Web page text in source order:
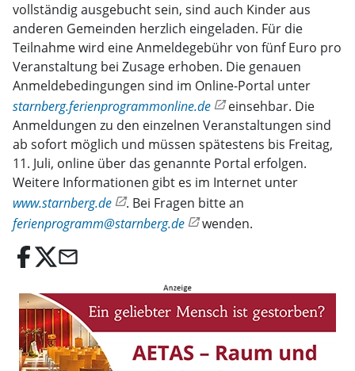
vollständig ausgebucht sein, sind auch Kinder aus
anderen Gemeinden herzlich eingeladen. Für die
Teilnahme wird eine Anmeldegebühr von fünf Euro pro
Veranstaltung bei Zusage erhoben. Die genauen
Anmeldebedingungen sind im Online-Portal unter
starnberg.ferienprogrammonline.de
einsehbar. Die
Anmeldungen zu den einzelnen Veranstaltungen sind
ab sofort möglich und müssen spätestens bis Freitag,
11. Juli, online über das genannte Portal erfolgen.
Weitere Informationen gibt es im Internet unter
www.starnberg.de
. Bei Fragen bitte an
ferienprogramm@starnberg.de
wenden.
email